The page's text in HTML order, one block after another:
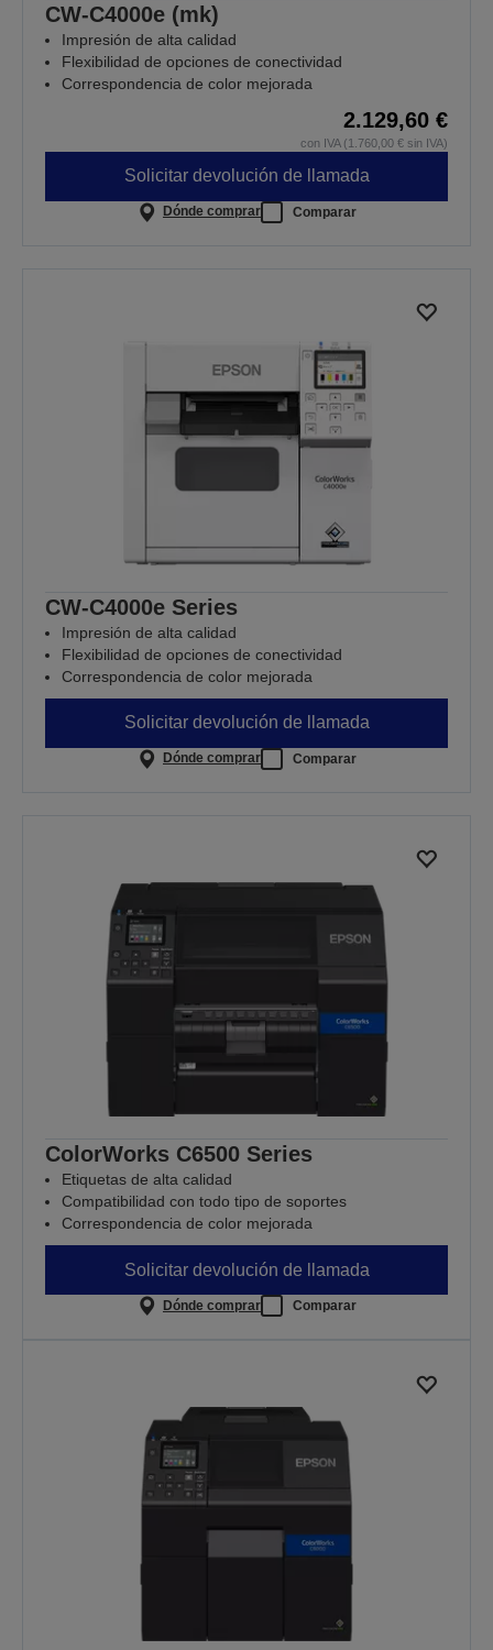
CW-C4000e (mk)
Impresión de alta calidad
Flexibilidad de opciones de conectividad
Correspondencia de color mejorada
2.129,60 €
con IVA (1.760,00 € sin IVA)
Solicitar devolución de llamada
Dónde comprar Comparar
CW-C4000e Series
Impresión de alta calidad
Flexibilidad de opciones de conectividad
Correspondencia de color mejorada
Solicitar devolución de llamada
Dónde comprar Comparar
ColorWorks C6500 Series
Etiquetas de alta calidad
Compatibilidad con todo tipo de soportes
Correspondencia de color mejorada
Solicitar devolución de llamada
Dónde comprar Comparar